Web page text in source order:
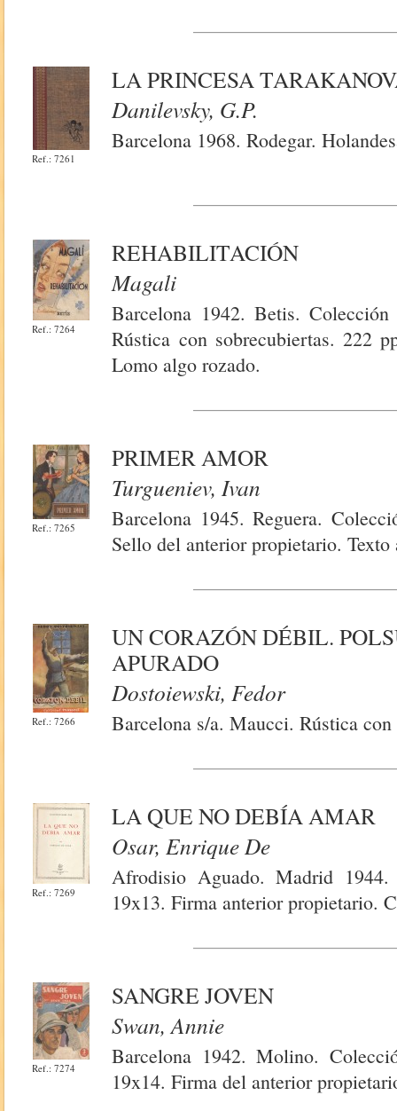
Ref.: 7261
LA PRINCESA
Danilevsky, G.p.
Barcelona 1968. Rodegar.
Ref.: 7264
REHABILITACIÓN
Magali
Barcelona 1942. Betis.
Rústica con sobrecubiertas. 222
Lomo algo rozado.
Ref.: 7265
PRIMER AMOR
Turgueniev, Ivan
Barcelona 1945. Reguera.
Sello del anterior propietario.
Ref.: 7266
UN CORAZÓN DÉBIL.
APURADO
Dostoiewski, Fedor
Barcelona s/a. Maucci. Rústica
Ref.: 7269
LA QUE NO DEBÍA AMAR
Osar, Enrique De
Afrodisio Aguado. Madrid
19x13. Firma anterior propietario.
Ref.: 7274
SANGRE JOVEN
Swan, Annie
Barcelona 1942. Molino.
19x14. Firma del anterior